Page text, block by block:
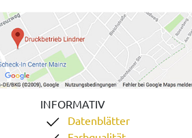
INFORMATIV
Datenblätter